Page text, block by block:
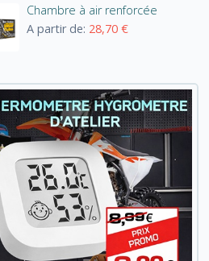
Chambre à air renforcée
A partir de: 28,70 €